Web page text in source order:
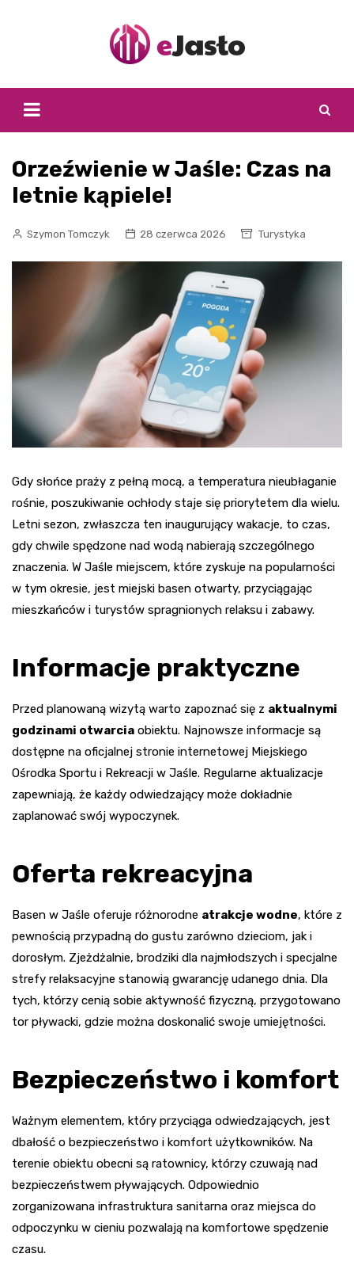
Orzeźwienie w Jaśle: Czas na
letnie kąpiele!
Szymon Tomczyk 28 czerwca 2026 Turystyka
Gdy słońce praży z pełną mocą, a temperatura nieubłaganie
rośnie, poszukiwanie ochłody staje się priorytetem dla wielu.
Letni sezon, zwłaszcza ten inaugurujący wakacje, to czas,
gdy chwile spędzone nad wodą nabierają szczególnego
znaczenia. W Jaśle miejscem, które zyskuje na popularności
w tym okresie, jest miejski basen otwarty, przyciągając
mieszkańców i turystów spragnionych relaksu i zabawy.
Informacje praktyczne
Przed planowaną wizytą warto zapoznać się z aktualnymi
godzinami otwarcia obiektu. Najnowsze informacje są
dostępne na oficjalnej stronie internetowej Miejskiego
Ośrodka Sportu i Rekreacji w Jaśle. Regularne aktualizacje
zapewniają, że każdy odwiedzający może dokładnie
zaplanować swój wypoczynek.
Oferta rekreacyjna
Basen w Jaśle oferuje różnorodne atrakcje wodne, które z
pewnością przypadną do gustu zarówno dzieciom, jak i
dorosłym. Zjeżdżalnie, brodziki dla najmłodszych i specjalne
strefy relaksacyjne stanowią gwarancję udanego dnia. Dla
tych, którzy cenią sobie aktywność fizyczną, przygotowano
tor pływacki, gdzie można doskonalić swoje umiejętności.
Bezpieczeństwo i komfort
Ważnym elementem, który przyciąga odwiedzających, jest
dbałość o bezpieczeństwo i komfort użytkowników. Na
terenie obiektu obecni są ratownicy, którzy czuwają nad
bezpieczeństwem pływających. Odpowiednio
zorganizowana infrastruktura sanitarna oraz miejsca do
odpoczynku w cieniu pozwalają na komfortowe spędzenie
czasu.